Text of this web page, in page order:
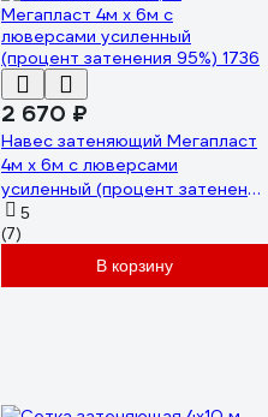
2 670 ₽
Навес затеняющий Мегапласт
4м х 6м с люверсами
усиленный (процент затенения
95%) 1736
5
(7)
В корзину